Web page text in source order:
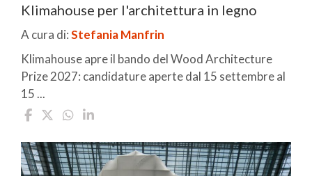
Klimahouse per l'architettura in legno
A cura di:Stefania Manfrin
Klimahouse apre il bando del Wood Architecture
Prize 2027: candidature aperte dal 15 settembre al
15 ...